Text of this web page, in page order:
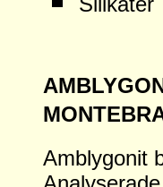
Amblygonit